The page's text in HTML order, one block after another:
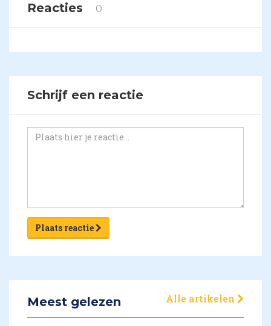
Reacties 0
Schrijf een reactie
Plaats reactie
Meest gelezen Alle artikelen